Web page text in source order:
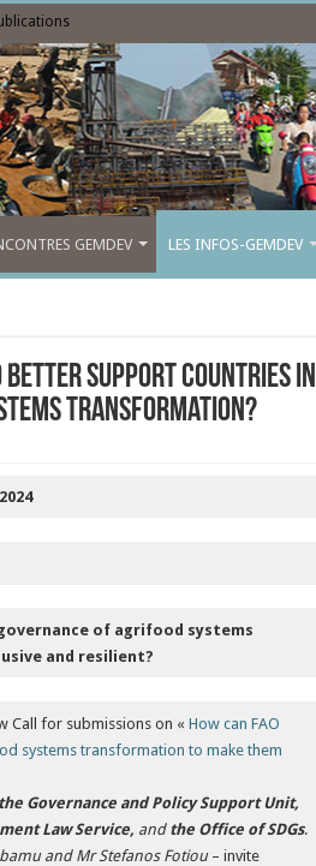
GEMDEV LES INFOS-GEMDEV
better support countries in
transformation?
of agrifood systems
and resilient?
Call for submissions on «How can FAO
systems transformation to make them
the Governance and Policy Support Unit,
Law Service, and the Office of SDGs.
and Mr Stefanos Fotiou– invite